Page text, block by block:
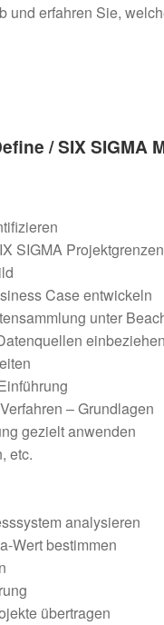
und erfahren Sie,
/ SIX SIGMA
SIGMA
Case entwickeln
unter
einbeziehen
– Grundlagen
gezielt anwenden
etc.
analysieren
Wert bestimmen
übertragen